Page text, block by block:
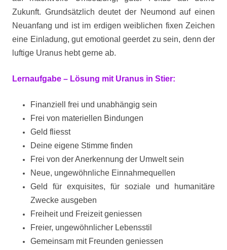
Zukunft. Grundsätzlich deutet der Neumond auf einen
Neuanfang und ist im erdigen weiblichen fixen Zeichen
eine Einladung, gut emotional geerdet zu sein, denn der
luftige Uranus hebt gerne ab.
Lernaufgabe – Lösung mit Uranus in Stier:
Finanziell frei und unabhängig sein
Frei von materiellen Bindungen
Geld fliesst
Deine eigene Stimme finden
Frei von der Anerkennung der Umwelt sein
Neue, ungewöhnliche Einnahmequellen
Geld für exquisites, für soziale und humanitäre
Zwecke ausgeben
Freiheit und Freizeit geniessen
Freier, ungewöhnlicher Lebensstil
Gemeinsam mit Freunden geniessen